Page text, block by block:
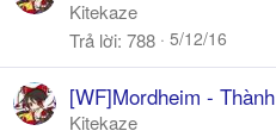
Kitekaze
Trả lời 788 5/12/16
[WF]Mordheim -
Kitekaze